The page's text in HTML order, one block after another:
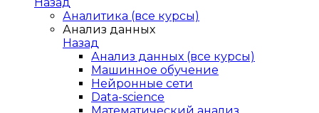
Аналитика (все курсы)
Анализ данных
Назад
Анализ данных (все курсы)
Машинное обучение
Нейронные сети
Data-science